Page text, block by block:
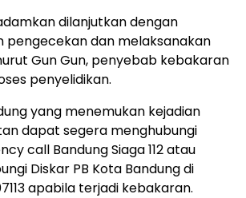
dilanjutkan dengan
pengecekan dan melaksanakan
Gun Gun, penyebab kebakaran
penyelidikan.
yang menemukan kejadian
dapat segera menghubungi
call Bandung Siaga 112 atau
Diskar PB Kota Bandung di
apabila terjadi kebakaran.